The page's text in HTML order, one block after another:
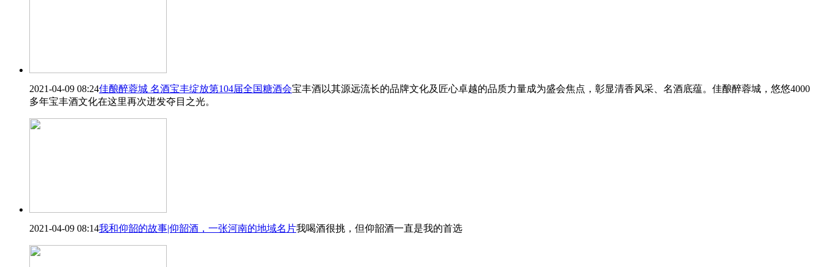
2021-04-09 08:24佳酿醉蓉城 名酒宝丰绽放第104届全国糖酒会宝丰酒以其源远流长的品牌文化及匠心卓越的品质力量成为盛会焦点，彰显清香风采、名酒底蕴。佳酿醉蓉城，悠悠4000
多年宝丰酒文化在这里再次迸发夺目之光。
2021-04-09 08:14我和仰韶的故事|仰韶酒，一张河南的地域名片我喝酒很挑，但仰韶酒一直是我的首选